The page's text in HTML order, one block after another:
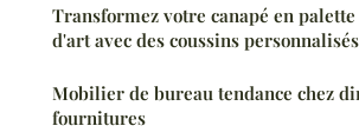
Transformez votre canapé en
d'art avec des coussins personnalisés
Mobilier de bureau tendance chez
fournitures